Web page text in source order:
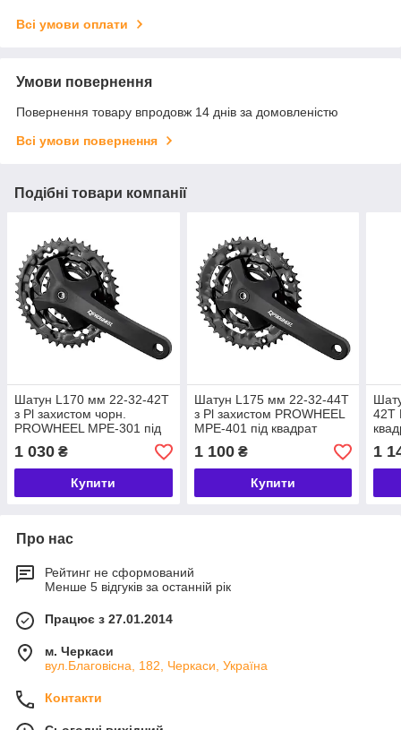
Всі умови оплати
Умови повернення
Повернення товару впродовж 14 днів за домовленістю
Всі умови повернення
Подібні товари компанії
Шатун L170 мм 22-32-42Т
з Pl захистом чорн.
PROWHEEL MPE-301 під
квадрат
1 030 ₴
Купити
Шатун L175 мм 22-32-44Т
з Pl захистом PROWHEEL
MPE-401 під квадрат
(чорн.)
1 100₴
Купити
42Т
1
Про нас
Рейтинг не сформований
Менше 5 відгуків за останній рік
Працює з 27.01.2014
м. Черкаси
вул.Благовісна, 182, Черкаси, Україна
Контакти